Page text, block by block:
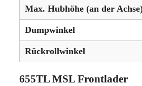
Max. Hubhöhe (an der
Dumpwinkel
Rückrollwinkel
655TL MSL Frontlader